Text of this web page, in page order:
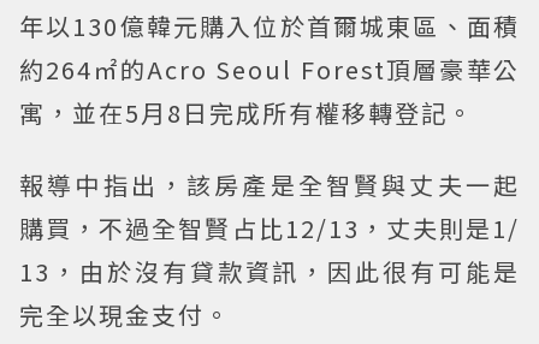
年以130億韓元購入位於首爾城東區、面積
約264㎡的Acro Seoul Forest頂層豪華公
寓，並在5月8日完成所有權移轉登記。
報導中指出，該房產是全智賢與丈夫一起
購買，不過全智賢占比12/13，丈夫則是1/
13，由於沒有貸款資訊，因此很有可能是
完全以現金支付。